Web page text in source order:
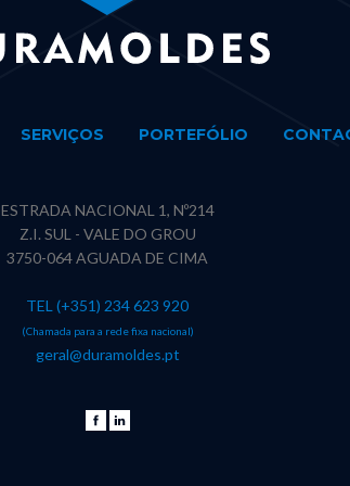
SERVIÇOS PORTEFÓLIO
ESTRADA NACIONAL 1, Nº214
Z.I. SUL - VALE DO GROU
3750-064 AGUADA DE CIMA
TEL (+351) 234 623 920
(Chamada para a rede fixa nacional)
geral@duramoldes.pt